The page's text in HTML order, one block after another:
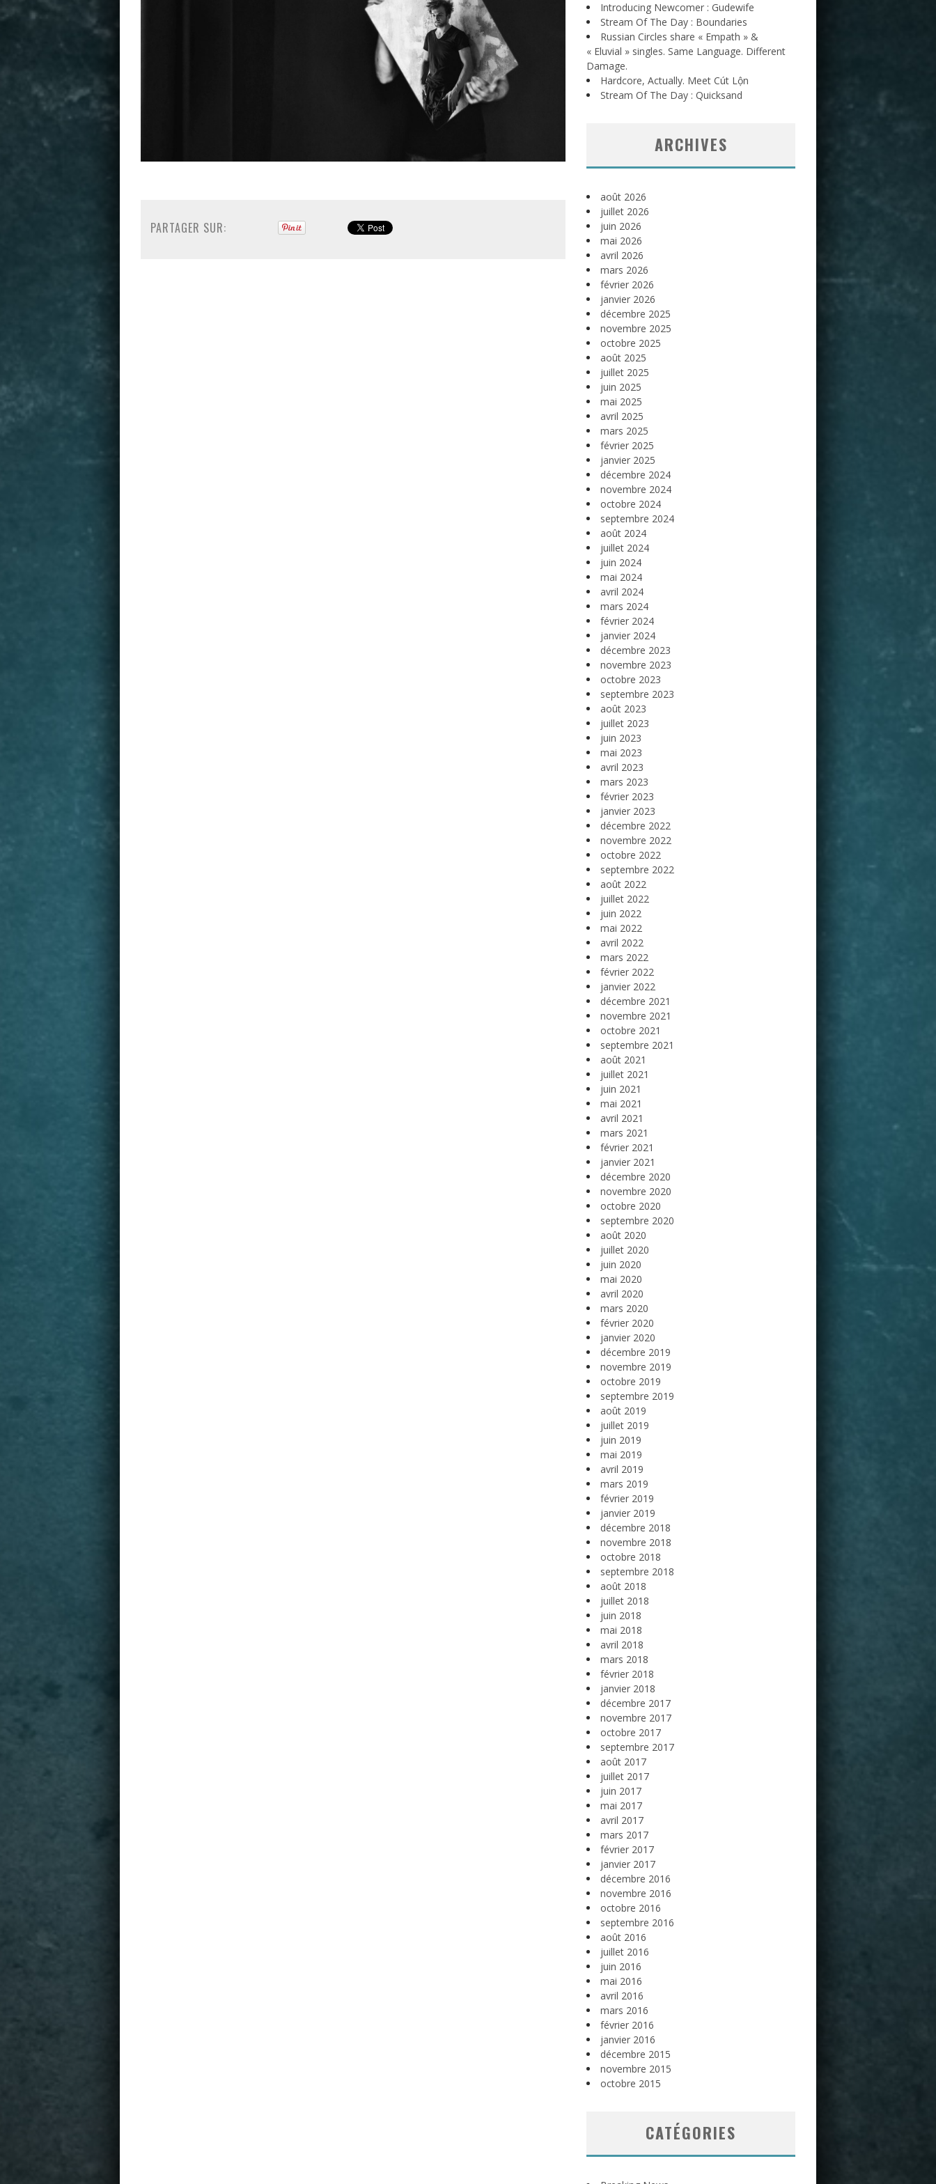
PARTAGER SUR:
Introducing Newcomer : Gudewife
Stream Of The Day : Boundaries
Russian Circles share « Empath » &
« Eluvial » singles. Same Language. Different
Damage.
Hardcore, Actually. Meet Cút Lộn
Stream Of The Day : Quicksand
ARCHIVES
août 2026
juillet 2026
juin 2026
mai 2026
avril 2026
mars 2026
février 2026
janvier 2026
décembre 2025
novembre 2025
octobre 2025
août 2025
juillet 2025
juin 2025
mai 2025
avril 2025
mars 2025
février 2025
janvier 2025
décembre 2024
novembre 2024
octobre 2024
septembre 2024
août 2024
juillet 2024
juin 2024
mai 2024
avril 2024
mars 2024
février 2024
janvier 2024
décembre 2023
novembre 2023
octobre 2023
septembre 2023
août 2023
juillet 2023
juin 2023
mai 2023
avril 2023
mars 2023
février 2023
janvier 2023
décembre 2022
novembre 2022
octobre 2022
septembre 2022
août 2022
juillet 2022
juin 2022
mai 2022
avril 2022
mars 2022
février 2022
janvier 2022
décembre 2021
novembre 2021
octobre 2021
septembre 2021
août 2021
juillet 2021
juin 2021
mai 2021
avril 2021
mars 2021
février 2021
janvier 2021
décembre 2020
novembre 2020
octobre 2020
septembre 2020
août 2020
juillet 2020
juin 2020
mai 2020
avril 2020
mars 2020
février 2020
janvier 2020
décembre 2019
novembre 2019
octobre 2019
septembre 2019
août 2019
juillet 2019
juin 2019
mai 2019
avril 2019
mars 2019
février 2019
janvier 2019
décembre 2018
novembre 2018
octobre 2018
septembre 2018
août 2018
juillet 2018
juin 2018
mai 2018
avril 2018
mars 2018
février 2018
janvier 2018
décembre 2017
novembre 2017
octobre 2017
septembre 2017
août 2017
juillet 2017
juin 2017
mai 2017
avril 2017
mars 2017
février 2017
janvier 2017
décembre 2016
novembre 2016
octobre 2016
septembre 2016
août 2016
juillet 2016
juin 2016
mai 2016
avril 2016
mars 2016
février 2016
janvier 2016
décembre 2015
novembre 2015
octobre 2015
CATÉGORIES